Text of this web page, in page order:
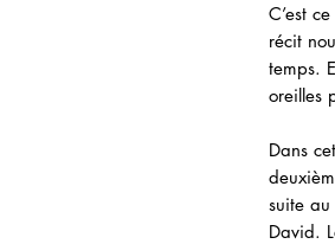
C’est
récit
temps.
oreilles
Dans
suite
David.